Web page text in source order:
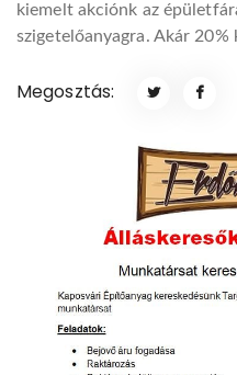
kiemelt akciónk az
szigetelőanyagra. Akár 20%
Megosztás: